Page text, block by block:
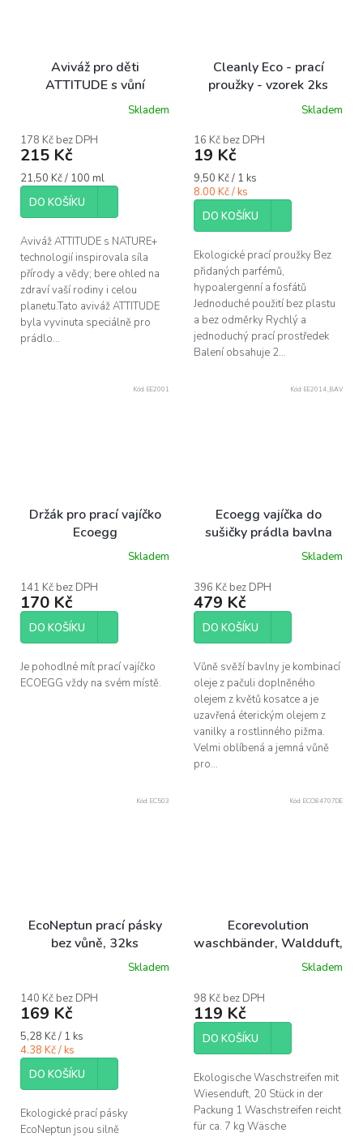
Aviváž pro děti
ATTITUDE s vůní
hruškové šťávy 1000 ml
produktu
je
z
hvězdiček.
Skladem
178 Kč bez DPH
215 Kč
Měrná
cena:
21,50 Kč / 100 ml
DO KOŠÍKU
Aviváž ATTITUDE s NATURE+
technologií inspirovala síla
přírody a vědy; bere ohled na
zdraví vaší rodiny i celou
planetu.Tato aviváž ATTITUDE
byla vyvinuta speciálně pro
prádlo...
Cleanly Eco - prací
proužky - vzorek 2ks
produktu
je
z
5
hvězdiček.
Skladem
16 Kč bez DPH
19 Kč
Měrná
cena:
9,50 Kč / 1 ks
8.00 Kč / ks
DO KOŠÍKU
Ekologické prací proužky Bez
přidaných parfémů,
hypoalergenní a fosfátů
Jednoduché použití bez plastu
a bez odměrky Rychlý a
jednoduchý prací prostředek
Balení obsahuje 2...
Držák pro prací vajíčko
Ecoegg
produktu
je
3,8
5
Skladem
141 Kč bez DPH
170 Kč
DO KOŠÍKU
Je pohodlné mít prací vajíčko
ECOEGG vždy na svém místě.
Kód: EE2001
Ecoegg vajíčka do
sušičky prádla bavlna
produktu
je
4,1
5
Skladem
396 Kč bez DPH
479 Kč
DO KOŠÍKU
Vůně svěží bavlny je kombinací
oleje z pačuli doplněného
olejem z květů kosatce a je
uzavřená éterickým olejem z
vanilky a rostlinného pižma.
Velmi oblíbená a jemná vůně
pro...
Kód: EE2014_BAV
EcoNeptun prací pásky
bez vůně, 32ks
produktu
je
z
5
hvězdiček.
Skladem
140 Kč bez DPH
169 Kč
Měrná
cena:
5,28 Kč / 1 ks
4.38 Kč / ks
DO KOŠÍKU
Ekologické prací pásky
EcoNeptun jsou silně
Kód: EC503
Ecorevolution
waschbänder, Waldduft,
Skladem
98 Kč bez DPH
119 Kč
DO KOŠÍKU
Ekologische Waschstreifen mit
Wiesenduft, 20 Stück in der
Packung 1 Waschstreifen reicht
für ca. 7 kg Wäsche
Kód: ECO84707DE